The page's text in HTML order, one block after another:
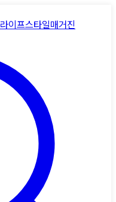
라이프스타일매거진